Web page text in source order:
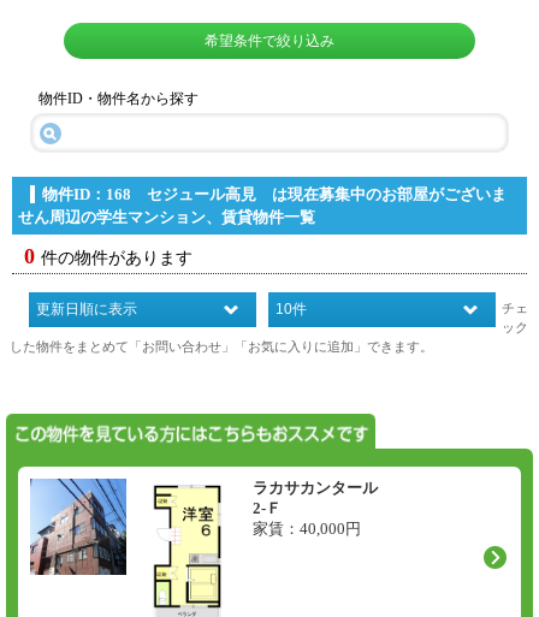
希望条件で絞り込み
物件ID・物件名から探す
物件ID：168 セジュール高見 は現在募集中のお部屋がございま
せん周辺の学生マンション、賃貸物件一覧
0 件の物件があります
チェ
ック
した物件をまとめて「お問い合わせ」「お気に入りに追加」できます。
ラカサカンタール
2-Ｆ
家賃： 40,000 円